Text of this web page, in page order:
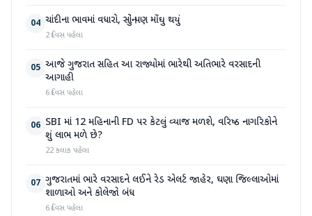
04 ચાંદીના ભાવમાં વધારો, સોનું પણ મોંઘુ થયું
2 દિવસ પહેલા
05 આજે ગુજરાત સહિત આ રાજ્યોમાં ભારેથી અતિભારે વરસાદની
આગાહી
6 દિવસ પહેલા
06 SBI માં 12 મહિનાની FD પર કેટલું વ્યાજ મળશે, વરિષ્ઠ નાગરિકોને
શું લાભ મળે છે?
22 કલાક પહેલા
07 ગુજરાતમાં ભારે વરસાદને લઈને રેડ એલર્ટ જાહેર, ઘણા જિલ્લાઓમાં
શાળાઓ અને કોલેજો બંધ
6 દિવસ પહેલા